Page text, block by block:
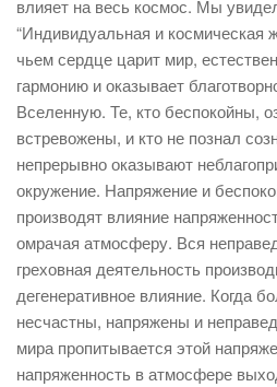
влияет на весь космос. Мы
“Индивидуальная и космическая
чьем сердце царит мир,
гармонию и оказывает
Вселенную. Те, кто беспокойны,
встревожены, и кто не познал
непрерывно оказывают
окружение. Напряжение и
производят влияние
омрачая атмосферу. Вся
греховная деятельность
дегенеративное влияние. Когда
несчастны, напряжены и
мира пропитывается этой
напряженность в атмосфере